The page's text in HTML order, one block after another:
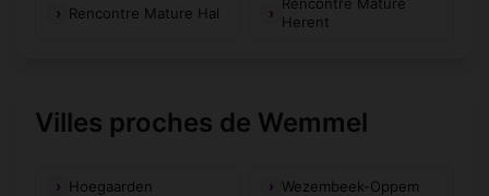
Rencontre Mature Hal
Rencontre Mature
Herent
Villes proches de Wemmel
Hoegaarden Wezembeek-Oppem